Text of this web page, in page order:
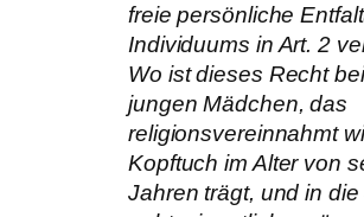
freie persönliche
Individuums in Art. 2
Wo ist dieses Recht
jungen Mädchen, das
religionsvereinnahmt
Kopftuch im Alter von
Jahren trägt, und in